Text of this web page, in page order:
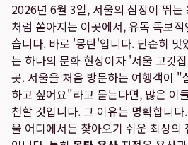
2026년 6월 3일, 서울의 심장이 뛰는
처럼 쏟아지는 이곳에서, 유독 독보
습니다. 바로 '몽탄'입니다. 단순히 맛
는 하나의 문화 현상이자 '서울 고깃
곳. 서울을 처음 방문하는 여행객이 "
하고 싶어요"라고 묻는다면, 많은 이
천할 것입니다. 그 이유는 명확합니
울 어디에서든 찾아오기 쉬운 최상의